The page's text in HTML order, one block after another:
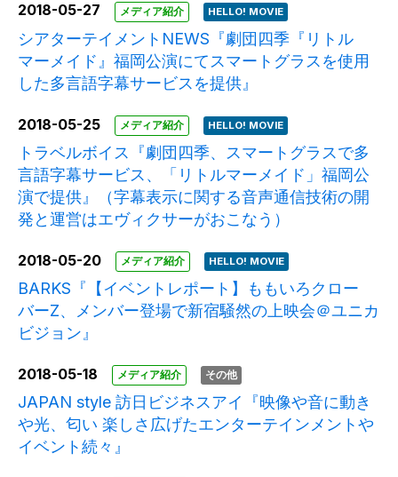
2018-05-27 メディア紹介 HELLO! MOVIE
シアターテイメントNEWS『劇団四季『リトル
マーメイド』福岡公演にてスマートグラスを使用
した多言語字幕サービスを提供』
2018-05-25 メディア紹介 HELLO! MOVIE
トラベルボイス『劇団四季、スマートグラスで多
言語字幕サービス、「リトルマーメイド」福岡公
演で提供』（字幕表示に関する音声通信技術の開
発と運営はエヴィクサーがおこなう）
2018-05-20 メディア紹介 HELLO! MOVIE
BARKS『【イベントレポート】ももいろクロー
バーZ、メンバー登場で新宿騒然の上映会＠ユニカ
ビジョン』
2018-05-18 メディア紹介 その他
JAPAN style 訪日ビジネスアイ『映像や音に動き
や光、匂い 楽しさ広げたエンターテインメントや
イベント続々』